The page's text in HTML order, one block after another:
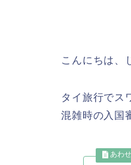
こんにちは、
タイ旅行でス
混雑時の入国